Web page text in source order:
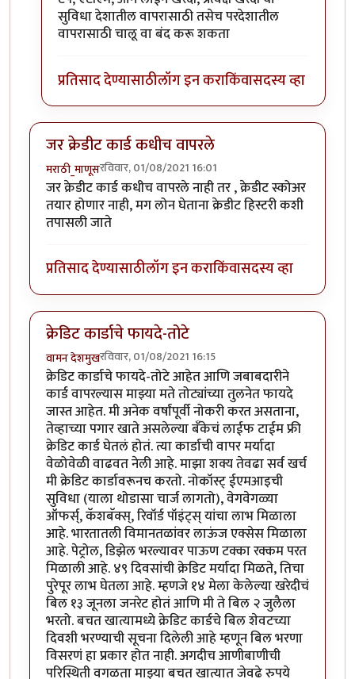
सुविधा देशातील वापरासाठी तसेच परदेशातील
वापरासाठी चालू वा बंद करू शकता
प्रतिसाद देण्यासाठीलॉग इन कराकिंवासदस्य व्हा
जर क्रेडीट कार्ड कधीच वापरले
मराठी_माणूसरविवार, 01/08/2021 16:01
जर क्रेडीट कार्ड कधीच वापरले नाही तर , क्रेडीट स्कोअर
तयार होणार नाही, मग लोन घेताना क्रेडीट हिस्टरी कशी
तपासली जाते
प्रतिसाद देण्यासाठीलॉग इन कराकिंवासदस्य व्हा
क्रेडिट कार्डाचे फायदे-तोटे
वामन देशमुखरविवार, 01/08/2021 16:15
क्रेडिट कार्डाचे फायदे-तोटे आहेत आणि जबाबदारीने
कार्ड वापरल्यास माझ्या मते तोट्यांच्या तुलनेत फायदे
जास्त आहेत. मी अनेक वर्षांपूर्वी नोकरी करत असताना,
तेव्हाच्या पगार खाते असलेल्या बँकेचं लाईफ टाईम फ्री
क्रेडिट कार्ड घेतलं होतं. त्या कार्डाची वापर मर्यादा
वेळोवेळी वाढवत नेली आहे. माझा शक्य तेवढा सर्व खर्च
मी क्रेडिट कार्डावरूनच करतो. नोकॉस्ट् ईएमआइची
सुविधा (याला थोडासा चार्ज लागतो), वेगवेगळ्या
ऑफर्स्, कॅशबॅक्स्, रिवॉर्ड पॉइंट्स् यांचा लाभ मिळाला
आहे. भारतातली विमानतळांवर लाऊंज एक्सेस मिळाला
आहे. पेट्रोल, डिझेल भरल्यावर पाऊण टक्का रक्कम परत
मिळाली आहे. ४९ दिवसांची क्रेडिट मर्यादा मिळते, तिचा
पुरेपूर लाभ घेतला आहे. म्हणजे १४ मेला केलेल्या खरेदीचं
बिल १३ जूनला जनरेट होतं आणि मी ते बिल २ जुलैला
भरतो. बचत खात्यामध्ये क्रेडिट कार्डचे बिल शेवटच्या
दिवशी भरण्याची सूचना दिलेली आहे म्हणून बिल भरणा
विसरणं हा प्रकार होत नाही. अगदीच आणीबाणीची
परिस्थिती वगळता माझ्या बचत खात्यात जेवढे रुपये